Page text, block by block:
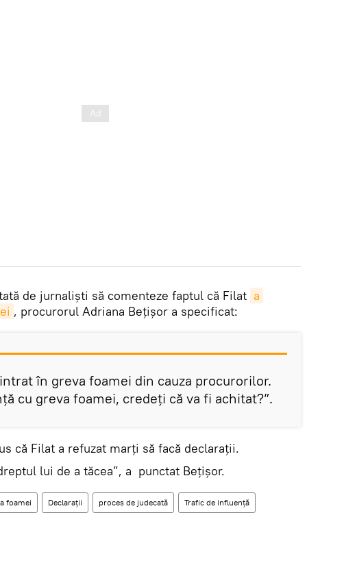
de jurnaliști să comenteze faptul că Filat a
, procurorul Adriana Bețișor a specificat:
în greva foamei din cauza procurorilor.
cu greva foamei, credeți că va fi achitat?”.
că Filat a refuzat marți să facă declarații.
lui de a tăcea”, a punctat Bețișor.
foamei Declarații proces de judecată Trafic de influență